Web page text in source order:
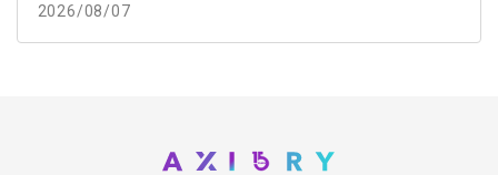
2026/08/07